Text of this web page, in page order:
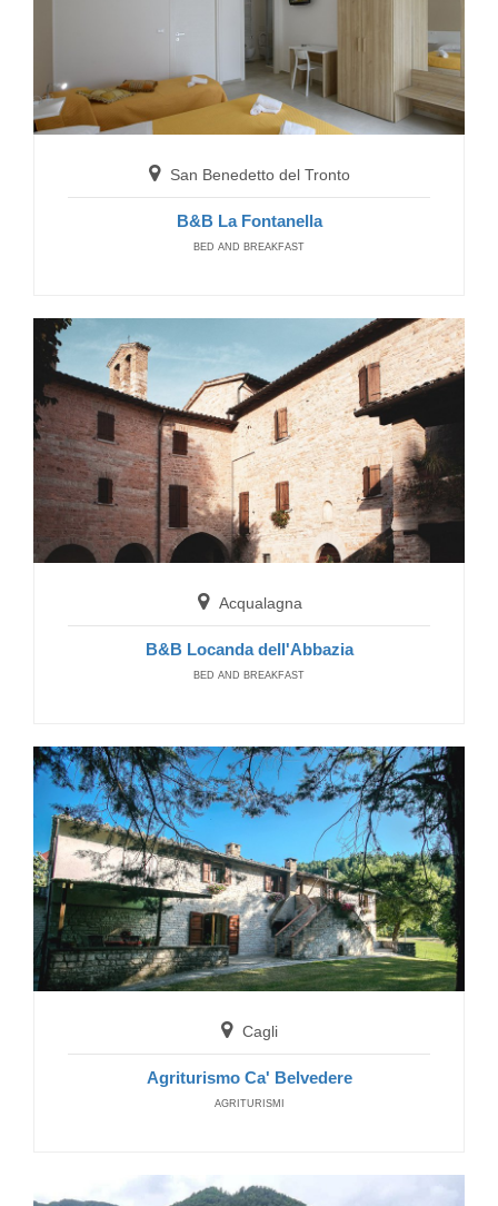
San Benedetto del Tronto
B&B La Fontanella
BED AND BREAKFAST
Acqualagna
B&B Locanda dell'Abbazia
BED AND BREAKFAST
Cagli
Agriturismo Ca' Belvedere
AGRITURISMI